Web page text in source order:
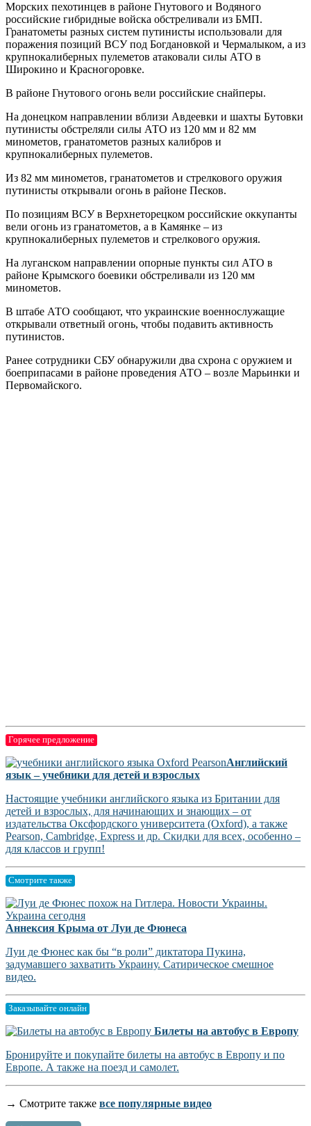
Морских пехотинцев в районе Гнутового и Водяного
российские гибридные войска обстреливали из БМП.
Гранатометы разных систем путинисты использовали для
поражения позиций ВСУ под Богдановкой и Чермалыком, а из
крупнокалиберных пулеметов атаковали силы АТО в
Широкино и Красногоровке.
В районе Гнутового огонь вели российские снайперы.
На донецком направлении вблизи Авдеевки и шахты Бутовки
путинисты обстреляли силы АТО из 120 мм и 82 мм
минометов, гранатометов разных калибров и
крупнокалиберных пулеметов.
Из 82 мм минометов, гранатометов и стрелкового оружия
путинисты открывали огонь в районе Песков.
По позициям ВСУ в Верхнеторецком российские оккупанты
вели огонь из гранатометов, а в Камянке – из
крупнокалиберных пулеметов и стрелкового оружия.
На луганском направлении опорные пункты сил АТО в
районе Крымского боевики обстреливали из 120 мм
минометов.
В штабе АТО сообщают, что украинские военнослужащие
открывали ответный огонь, чтобы подавить активность
путинистов.
Ранее сотрудники СБУ обнаружили два схрона с оружием и
боеприпасами в районе проведения АТО – возле Марьинки и
Первомайского.
Горячее предложение
Английский
язык – учебники для детей и взрослых
Настоящие учебники английского языка из Британии для
детей и взрослых, для начинающих и знающих – от
издательства Оксфордского университета (Oxford), а также
Pearson, Cambridge, Express и др. Скидки для всех, особенно –
для классов и групп!
Смотрите также
Аннексия Крыма от Луи де Фюнеса
Луи де Фюнес как бы “в роли” диктатора Пукина,
задумавшего захватить Украину. Сатирическое смешное
видео.
Заказывайте онлайн
Билеты на автобус в Европу
Бронируйте и покупайте билеты на автобус в Европу и по
Европе. А также на поезд и самолет.
→ Смотрите также все популярные видео